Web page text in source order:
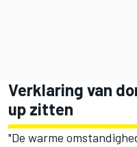
Verklaring van
up zitten
"De warme